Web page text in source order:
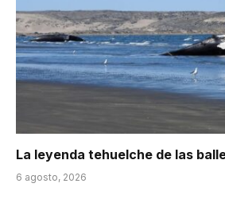
La leyenda tehuelche de las
6 agosto, 2026